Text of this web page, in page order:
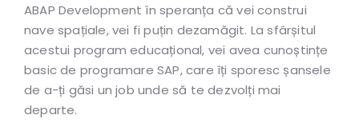
ABAP Development în speranța că vei construi
nave spațiale, vei fi puțin dezamăgit. La sfârșitul
acestui program educațional, vei avea cunoștințe
basic de programare SAP, care îți sporesc șansele
de a-ți găsi un job unde să te dezvolți mai
departe.